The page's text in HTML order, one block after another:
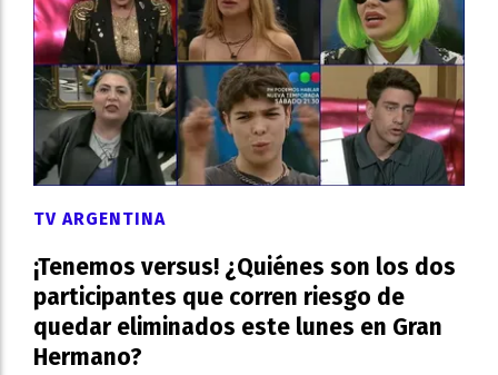
¡Tenemos versus! ¿Quiénes son los dos
participantes que corren riesgo de
quedar eliminados este lunes en Gran
Hermano?
TV ARGENTINA